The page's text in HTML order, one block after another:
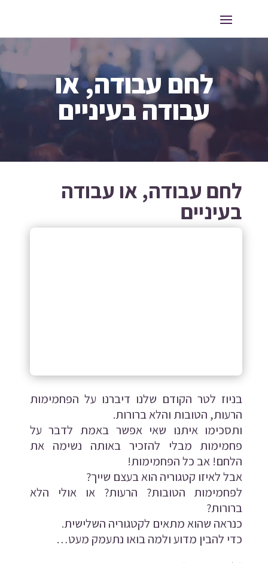
לחם עבודה, או
עבודה בעיניים
לחם עבודה, או עבודה
בעיניים
בניוז לטר הקודם שלנו דיברנו על הפחמימות
הרעות, הטובות והלא ברורות.
ותסכימו איתנו שאי אפשר באמת לדבר על
פחמימות מבלי להזכיר באותה נשימה את
הלחם! אב כל הפחמימות!
אבל לאיזו קטגוריה הוא בעצם שייך?
לפחמימות הטובות? הרעות? או אולי הלא
ברורות?
כנראה שהוא מתאים לקטגוריה השלישית.
כדי להבין מדוע ולמה בואו נתעמק מעט…